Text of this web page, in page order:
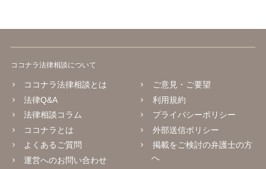
ココナラ法律相談について
ココナラ法律相談とは
法律Q&A
法律相談コラム
ココナラとは
よくあるご質問
運営へのお問い合わせ
ご意見・ご要望
利用規約
プライバシーポリシー
外部送信ポリシー
掲載をご検討の弁護士の方
へ